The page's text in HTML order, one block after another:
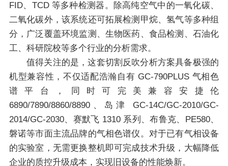
FID、TCD 等多种检测器。除高纯空气中的一氧化碳、
二氧化碳外，该系统还可拓展检测甲烷、氢气等多种组
分，广泛覆盖环境监测、生物医药、食品检测、石油化
工、科研院校等多个行业的分析需求。
值得关注的是，这套切割反吹分析方案具备极强的
机型兼容性，不仅适配浩瀚自有 GC-790PLUS 气相色
谱平台，同时可完美兼容安捷伦
6890/7890/8860/8890、岛津 GC-14C/GC-2010/GC-
2014/GC-2030、赛默飞 1310 系列、布鲁克、PE580、
磐诺等市面主流品牌的气相色谱仪。对于已有气相设备
的实验室，无需更换整机即可完成技术升级，大幅降低
企业的质控升级成本，实现旧设备的性能焕新。